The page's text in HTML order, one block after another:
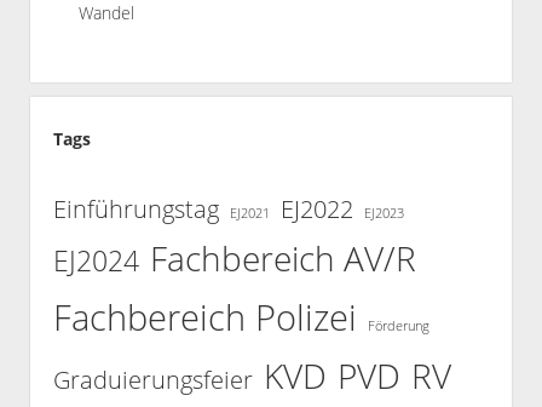
Wandel
Tags
Einführungstag EJ2021 EJ2022 EJ2023
EJ2024 Fachbereich AV/R
Fachbereich Polizei Förderung
Graduierungsfeier KVD PVD RV